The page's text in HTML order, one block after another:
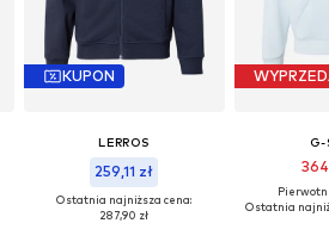
KUPON
LERROS
259,11 zł
Ostatnia najniższa cena:
287,90 zł
G-
Ostatnia